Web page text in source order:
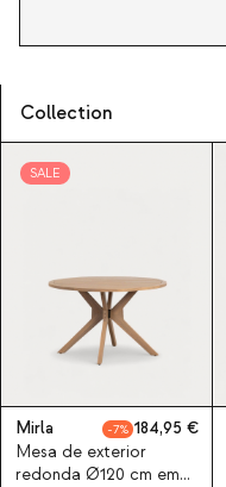
Collection
SALE
Mirla 7
184,95
Mesa de exterior
redonda Ø120 cm em